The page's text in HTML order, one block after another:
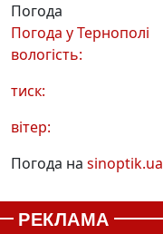
Погода
Погода уТернополі
вологість:
тиск:
вітер:
Погода на sinoptik.ua
РЕКЛАМА